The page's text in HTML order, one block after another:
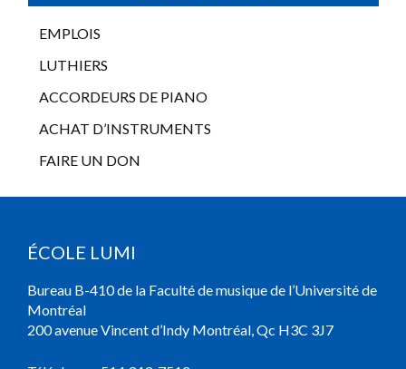
EMPLOIS
LUTHIERS
ACCORDEURS DE PIANO
ACHAT D’INSTRUMENTS
FAIRE UN DON
ÉCOLE LUMI
Bureau B-410 de la Faculté de musique de l’Université de
Montréal
200 avenue Vincent d’Indy Montréal, Qc H3C 3J7